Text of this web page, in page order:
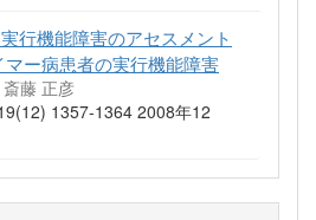
行機能障害のアセスメント
ー病患者の実行機能障害
藤 正彦
1357-1364 2008年12